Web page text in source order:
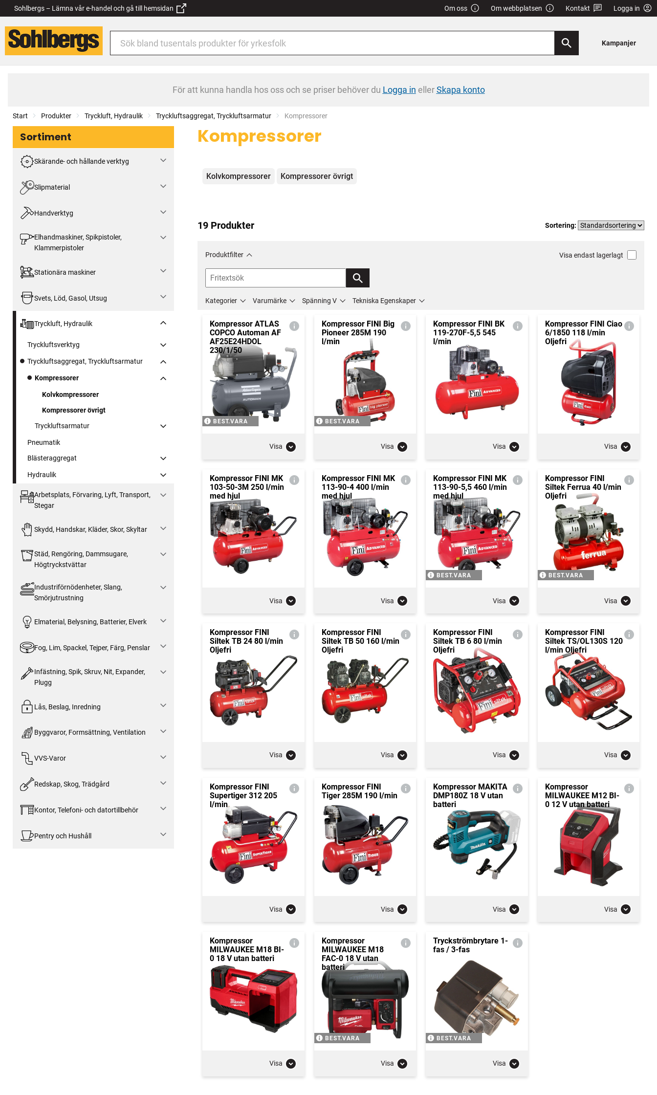
Sohlbergs – Lämna vår e-handel och gå till hemsidan Om oss Om webbplatsen Kontakt Logga in
Kampanjer
För att kunna handla hos oss och se priser behöver du Logga in ellerSkapa konto
Start Produkter Tryckluft, Hydraulik Tryckluftsaggregat, Tryckluftsarmatur Current:
Kompressorer
Sortiment
Skärande- och hållande verktyg
Slipmaterial
Handverktyg
Elhandmaskiner, Spikpistoler,
Klammerpistoler
Stationära maskiner
Svets, Löd, Gasol, Utsug
Tryckluft, Hydraulik
Tryckluftsverktyg
Tryckluftsaggregat, Tryckluftsarmatur
Kompressorer
Kolvkompressorer
Kompressorer övrigt
Tryckluftsarmatur
Pneumatik
Blästeraggregat
Hydraulik
Arbetsplats, Förvaring, Lyft, Transport,
Stegar
Skydd, Handskar, Kläder, Skor, Skyltar
Städ, Rengöring, Dammsugare,
Högtryckstvättar
Industriförnödenheter, Slang,
Smörjutrustning
Elmaterial, Belysning, Batterier, Elverk
Fog, Lim, Spackel, Tejper, Färg, Penslar
Infästning, Spik, Skruv, Nit, Expander,
Plugg
Lås, Beslag, Inredning
Byggvaror, Formsättning, Ventilation
VVS-Varor
Redskap, Skog, Trädgård
Kontor, Telefoni- och datortillbehör
Pentry och Hushåll
Kompressorer
Kategorier
Kolvkompressorer Kompressorer övrigt
19 Produkter Sortering:
Produktfilter Visa endast lagerlagt
Kategorier Varumärke Spänning V Tekniska Egenskaper
Kompressor ATLAS
COPCO Automan AF
AF25E24HDOL
230/1/50
BEST.VARA
Visa
Kompressor FINI Big
Pioneer 285M 190
l/min
BEST.VARA
Visa
Kompressor FINI BK
119-270F-5,5 545
l/min
Visa
Kompressor FINI Ciao
6/1850 118 l/min
Oljefri
Visa
Kompressor FINI MK
103-50-3M 250 l/min
med hjul
Visa
Kompressor FINI MK
113-90-4 400 l/min
med hjul
Visa
Kompressor FINI MK
113-90-5,5 460 l/min
med hjul
BEST.VARA
Visa
Kompressor FINI
Siltek Ferrua 40 l/min
Oljefri
BEST.VARA
Visa
Kompressor FINI
Siltek TB 24 80 l/min
Oljefri
Visa
Kompressor FINI
Siltek TB 50 160 l/min
Oljefri
Visa
Kompressor FINI
Siltek TB 6 80 l/min
Oljefri
Visa
Kompressor FINI
Siltek TS/OL130S 120
l/min Oljefri
Visa
Kompressor FINI
Supertiger 312 205
l/min
Visa
Kompressor FINI
Tiger 285M 190 l/min
Visa
Kompressor MAKITA
DMP180Z 18 V utan
batteri
Visa
Kompressor
MILWAUKEE M12 BI-
0 12 V utan batteri
Visa
Kompressor
MILWAUKEE M18 BI-
0 18 V utan batteri
Visa
Kompressor
MILWAUKEE M18
FAC-0 18 V utan
batteri
BEST.VARA
Visa
Tryckströmbrytare 1-
fas / 3-fas
BEST.VARA
Visa